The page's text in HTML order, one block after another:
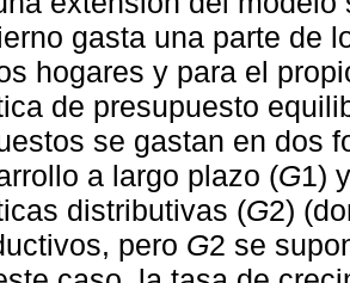
gasta una parte de
hogares y para el
de presupuesto
se gastan en dos
a largo plazo (G1)
distributivas (G2)
pero G2 se